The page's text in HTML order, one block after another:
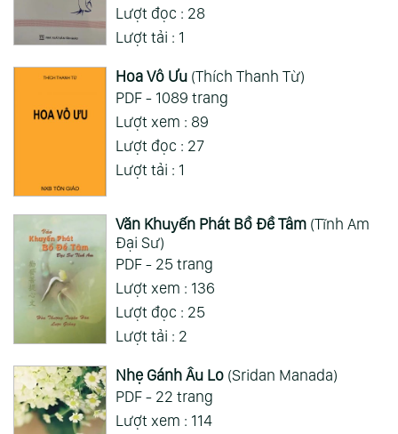
Lượt đọc : 28
Lượt tải : 1
Hoa Vô Ưu(Thích Thanh Từ)
PDF - 1089 trang
Lượt xem : 89
Lượt đọc : 27
Lượt tải : 1
Văn Khuyến Phát Bồ Đề Tâm(Tĩnh Am
Đại Sư)
PDF - 25 trang
Lượt xem : 136
Lượt đọc : 25
Lượt tải : 2
Nhẹ Gánh Âu Lo(Sridan Manada)
PDF - 22 trang
Lượt xem : 114